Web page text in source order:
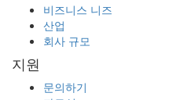
비즈니스 니즈
산업
회사 규모
지원
문의하기